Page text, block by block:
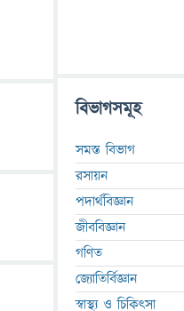
বিভাগসমূহ
সমস্ত বিভাগ
রসায়ন
পদার্থবিজ্ঞান
জীববিজ্ঞান
গণিত
জ্যোতির্বিজ্ঞান
স্বাস্থ্য ও চিকিৎসা